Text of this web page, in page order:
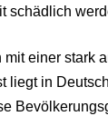
schädlich
einer stark
liegt in